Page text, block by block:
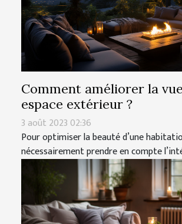
Comment améliorer la
espace extérieur ?
3 août 2023 02:36
Pour optimiser la beauté d’une
nécessairement prendre en compte